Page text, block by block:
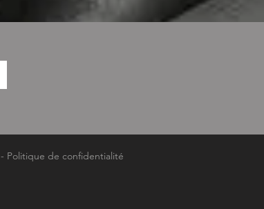
- Politique de confidentialité